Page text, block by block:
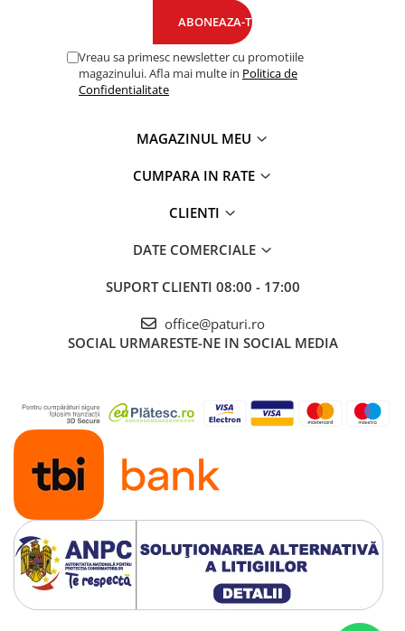
Vreau sa primesc newsletter cu promotiile
magazinului. Afla mai multe in Politica de
Confidentialitate
MAGAZINUL MEU
CUMPARA IN RATE
CLIENTI
DATE COMERCIALE
SUPORT CLIENTI 08:00 - 17:00
office@paturi.ro
SOCIAL URMARESTE-NE IN SOCIAL MEDIA